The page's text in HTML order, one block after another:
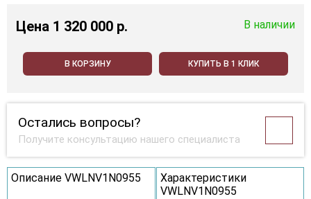
Цена 1 320 000 p. В наличии
В КОРЗИНУ КУПИТЬ В 1 КЛИК
Остались вопросы?
Получите консультацию нашего специалиста
Описание VWLNV1N0955
Характеристики
VWLNV1N0955